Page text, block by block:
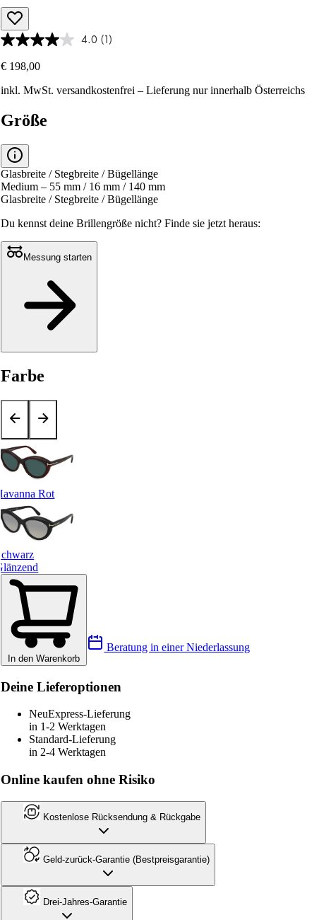
4.0 (1)
€ 198,00
inkl. MwSt.versandkostenfrei – Lieferung nur innerhalb Österreichs
Größe
Glasbreite / Stegbreite / Bügellänge
Medium – 55 mm / 16 mm / 140 mm
Glasbreite / Stegbreite / Bügellänge
Du kennst deine Brillengröße nicht?Finde sie jetzt heraus:
Messung starten
Farbe
Havanna Rot
Schwarz
Glänzend
In den Warenkorb
Beratung in einer Niederlassung
Deine Lieferoptionen
NeuExpress-Lieferung
in 1-2 Werktagen
Standard-Lieferung
in 2-4 Werktagen
Online kaufen ohne Risiko
Kostenlose Rücksendung & Rückgabe
Geld-zurück-Garantie (Bestpreisgarantie)
Drei-Jahres-Garantie